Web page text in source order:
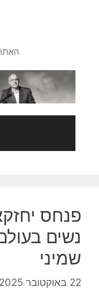
פנחס
נשים
שמיני
22 באוקטובר 2025